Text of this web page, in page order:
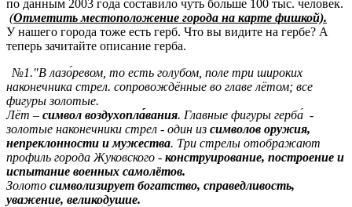
по данным 2003 года составило чуть больше 100 тыс. человек.
(Отметить местоположение города на карте фишкой).
У нашего города тоже есть герб. Что вы видите на гербе? А
теперь зачитайте описание герба.
№1."В лазо́ревом, то есть голубом, поле три широких
наконечника стрел. сопровождённые во главе лётом; все
фигуры золотые.
Лёт – символ воздухопла́́вания. Главные фигуры герба́ -
золотые наконечники стрел - один из символов оружия,
непреклонности и мужества. Три стрелы отображают
профиль города Жуковского - конструирование, построение и
испытание военных самолётов.
Золото символизирует богатство, справедливость,
уважение, великодушие.